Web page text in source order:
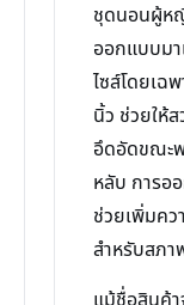
ชุดนอนผู้ห
ออกแบบม
ไซส์โดยเฉ
นิ้ว ช่วยให้
อึดอัดขณะพ
หลับ การอ
ช่วยเพิ่มคว
สำหรับสภา